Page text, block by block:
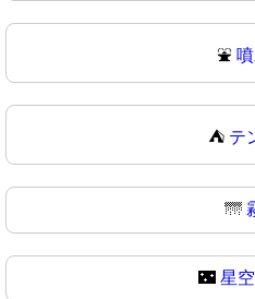
⛲
⛺ テ
🌁
🌃 星